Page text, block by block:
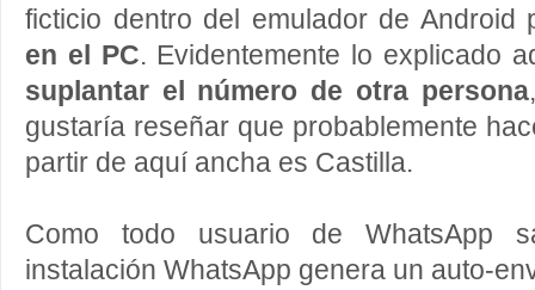
ficticio dentro del emulador de Android
en el PC. Evidentemente lo explicado
suplantar el número de otra persona
gustaría reseñar que probablemente
partir de aquí ancha es Castilla.
Como todo usuario de WhatsApp
instalación WhatsApp genera un auto-